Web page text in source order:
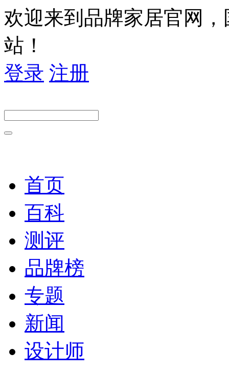
欢迎来到品牌家居官网
站！
登录 注册
首页
百科
测评
品牌榜
专题
新闻
设计师